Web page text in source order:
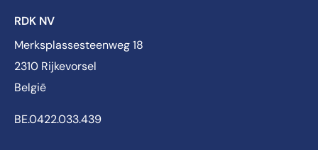
RDK NV
Merksplassesteenweg 18
2310 Rijkevorsel
België
BE.0422.033.439